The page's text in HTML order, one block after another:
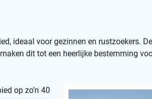
ideaal voor gezinnen en rustzoekers.
dit tot een heerlijke bestemming
op zo’n 40